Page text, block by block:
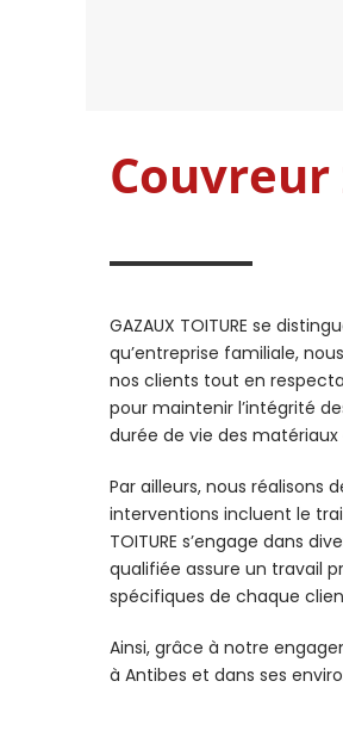
GAZAUX TOITURE se
qu’entreprise familiale,
nos clients tout en
pour maintenir l’intégrité
durée de vie des matériaux
Par ailleurs, nous réalisons
interventions incluent le
TOITURE s’engage dans
qualifiée assure un travail
spécifiques de chaque
Ainsi, grâce à notre
à Antibes et dans ses